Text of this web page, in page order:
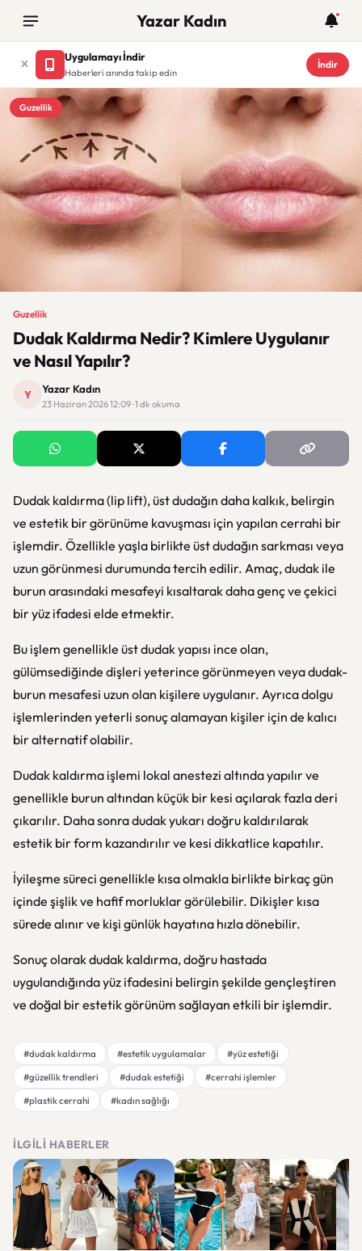
Yazar Kadın
Uygulamayı İndir
Haberleri anında takip edin
İndir
Guzellik
Guzellik
Dudak Kaldırma Nedir? Kimlere Uygulanır
ve Nasıl Yapılır?
Y Yazar Kadın
23 Haziran 2026 12:09 · 1 dk okuma
Dudak kaldırma (lip lift), üst dudağın daha kalkık, belirgin
ve estetik bir görünüme kavuşması için yapılan cerrahi bir
işlemdir. Özellikle yaşla birlikte üst dudağın sarkması veya
uzun görünmesi durumunda tercih edilir. Amaç, dudak ile
burun arasındaki mesafeyi kısaltarak daha genç ve çekici
bir yüz ifadesi elde etmektir.
Bu işlem genellikle üst dudak yapısı ince olan,
gülümsediğinde dişleri yeterince görünmeyen veya dudak-
burun mesafesi uzun olan kişilere uygulanır. Ayrıca dolgu
işlemlerinden yeterli sonuç alamayan kişiler için de kalıcı
bir alternatif olabilir.
Dudak kaldırma işlemi lokal anestezi altında yapılır ve
genellikle burun altından küçük bir kesi açılarak fazla deri
çıkarılır. Daha sonra dudak yukarı doğru kaldırılarak
estetik bir form kazandırılır ve kesi dikkatlice kapatılır.
İyileşme süreci genellikle kısa olmakla birlikte birkaç gün
içinde şişlik ve hafif morluklar görülebilir. Dikişler kısa
sürede alınır ve kişi günlük hayatına hızla dönebilir.
Sonuç olarak dudak kaldırma, doğru hastada
uygulandığında yüz ifadesini belirgin şekilde gençleştiren
ve doğal bir estetik görünüm sağlayan etkili bir işlemdir.
#dudak kaldırma #estetik uygulamalar
#yüz estetiği
#güzellik trendleri
#dudak estetiği
#cerrahi işlemler
#plastik cerrahi
#kadın sağlığı
İLGILI HABERLER